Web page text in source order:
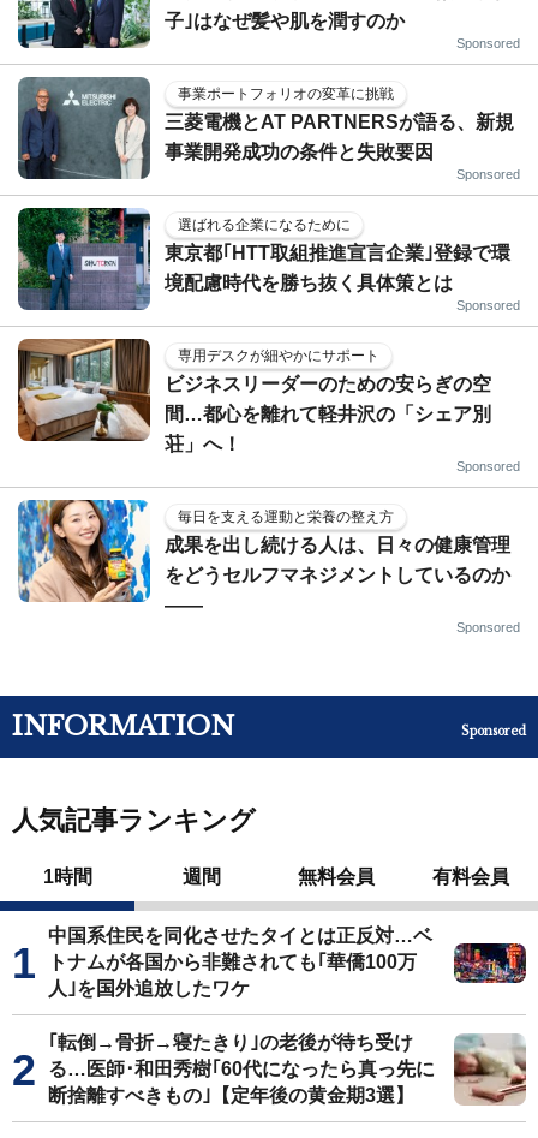
子｣はなぜ髪や肌を潤すのか
Sponsored
事業ポートフォリオの変革に挑戦
三菱電機とAT PARTNERSが語る、新規
事業開発成功の条件と失敗要因
Sponsored
選ばれる企業になるために
東京都｢HTT取組推進宣言企業｣登録で環
境配慮時代を勝ち抜く具体策とは
Sponsored
専用デスクが細やかにサポート
ビジネスリーダーのための安らぎの空
間…都心を離れて軽井沢の「シェア別
荘」へ！
Sponsored
毎日を支える運動と栄養の整え方
成果を出し続ける人は、日々の健康管理
をどうセルフマネジメントしているのか
——
Sponsored
INFORMATION Sponsored
人気記事ランキング
1時間 週間 無料会員 有料会員
中国系住民を同化させたタイとは正反対…ベ
トナムが各国から非難されても｢華僑100万
人｣を国外追放したワケ
｢転倒→骨折→寝たきり｣の老後が待ち受け
る…医師･和田秀樹｢60代になったら真っ先に
断捨離すべきもの｣【定年後の黄金期3選】